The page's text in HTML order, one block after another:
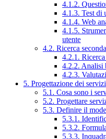
4.1.2.
4.1.3. Test di
4.1.4. Web
4.1.5.
utente
4.2. Ricerca
4.2.1.
4.2.2. Analisi
4.2.3.
5. Progettazione dei servizi
5.1. Cosa sono i
5.2. Progettare
5.3. Definire il
5.3.1.
5.3.2.
5.3.3.